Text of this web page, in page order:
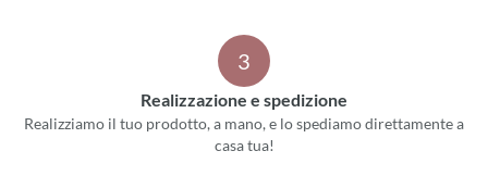
3
Realizzazione e spedizione
Realizziamo il tuo prodotto, a mano, e lo spediamo direttamente a
casa tua!